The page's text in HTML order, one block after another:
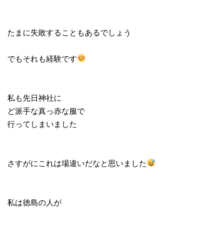
たまに失敗することもあるでしょう
でもそれも経験です
私も先日神社に
ど派手な真っ赤な服で
行ってしまいました
さすがにこれは場違いだなと思いました
私は徳島の人が